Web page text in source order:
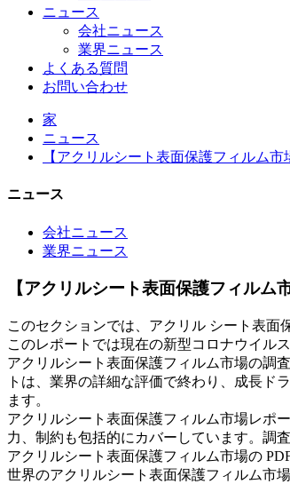
ニュース
会社ニュース
業界ニュース
よくある質問
お問い合わせ
家
ニュース
【アクリルシート表面保護フィルム
ニュース
会社ニュース
業界ニュース
【アクリルシート表面保護フィル
このセクションでは、アクリル シート表面
このレポートでは現在の新型コロナウイル
アクリルシート表面保護フィルム市場の調
トは、業界の詳細な評価で終わり、成長ド
ます。
アクリルシート表面保護フィルム市場レポ
力、制約も包括的にカバーしています。調
アクリルシート表面保護フィルム市場の PDF
世界のアクリルシート表面保護フィルム市